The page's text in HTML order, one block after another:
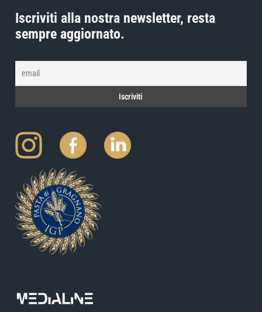
Iscriviti alla nostra newsletter, resta
sempre aggiornato.